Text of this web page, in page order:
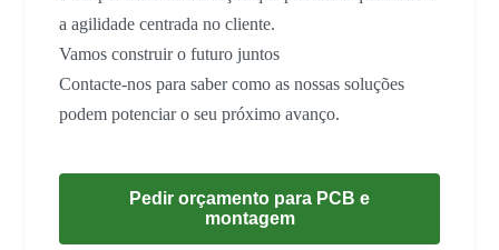
a agilidade centrada no cliente.
Vamos construir o futuro juntos
Contacte-nos para saber como as nossas soluções
podem potenciar o seu próximo avanço.
Pedir orçamento para PCB e
montagem